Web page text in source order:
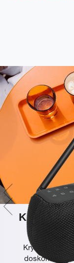
Krystalicznie
doskonałe